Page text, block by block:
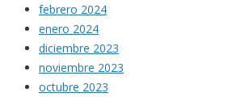
febrero 2024
enero 2024
diciembre 2023
noviembre 2023
octubre 2023